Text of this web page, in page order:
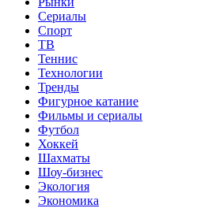
Сериалы
Спорт
ТВ
Теннис
Технологии
Тренды
Фигурное катание
Фильмы и сериалы
Футбол
Хоккей
Шахматы
Шоу-бизнес
Экология
Экономика